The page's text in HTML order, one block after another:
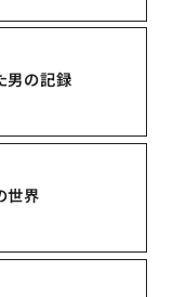
男の記録
世界